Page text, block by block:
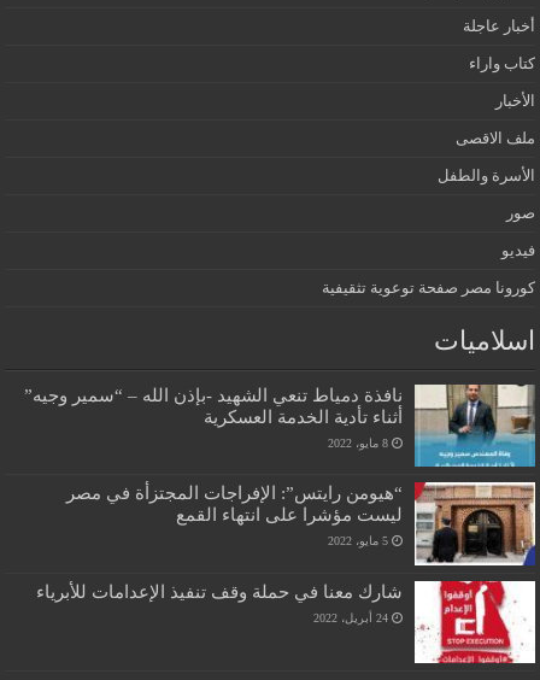
أخبار عاجلة
كتاب واراء
الأخبار
ملف الاقصى
الأسرة والطفل
صور
فيديو
كورونا مصر صفحة توعوية تثقيفية
اسلاميات
نافذة دمياط تنعي الشهيد -بإذن الله – “سمير وجيه”
أثناء تأدية الخدمة العسكرية
8 مايو، 2022
“هيومن رايتس”: الإفراجات المجتزأة في مصر
ليست مؤشرا على انتهاء القمع
5 مايو، 2022
شارك معنا في حملة وقف تنفيذ الإعدامات للأبرياء
24 أبريل، 2022